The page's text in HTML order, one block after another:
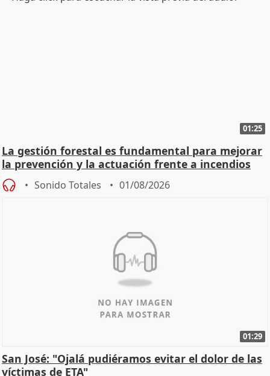
01:25
La gestión forestal es fundamental para mejorar
la prevención y la actuación frente a incendios
Sonido Totales 01/08/2026
01:29
San José: "Ojalá pudiéramos evitar el dolor de las
víctimas de ETA"